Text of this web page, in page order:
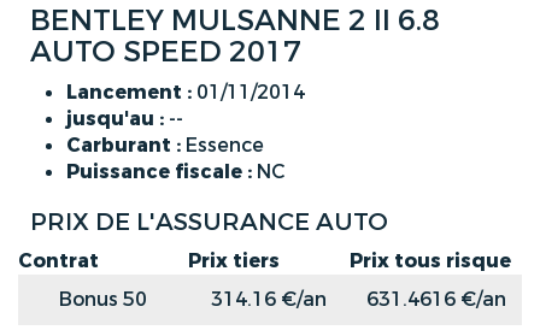
BENTLEY MULSANNE 2 II 6.8
AUTO SPEED 2017
Lancement : 01/11/2014
jusqu'au : --
Carburant : Essence
Puissance fiscale : NC
PRIX DE L'ASSURANCE AUTO
Contrat Prix tiers
Prix tous risque
Bonus 50
314.16 €/an
631.4616 €/an